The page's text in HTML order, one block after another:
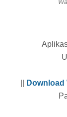
Download